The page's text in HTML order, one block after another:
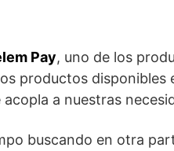
Pay, uno de los
productos disponibles
acopla a nuestras
buscando en otra